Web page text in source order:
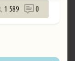
1 589 0